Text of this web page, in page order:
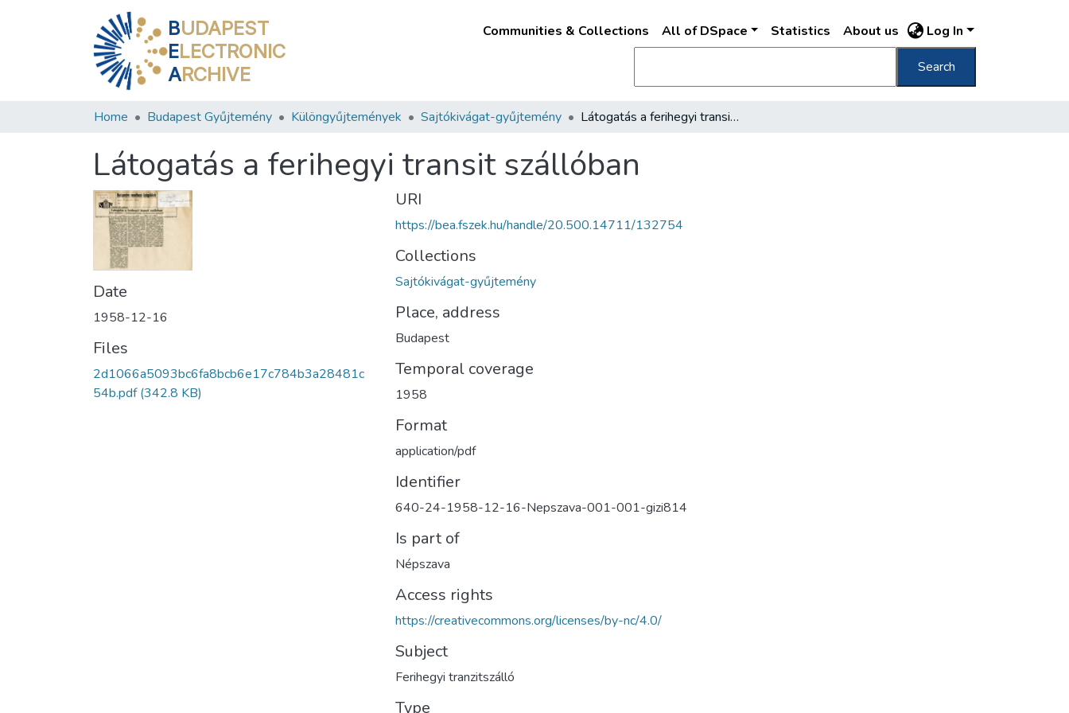
BUDAPEST
ELECTRONIC
ARCHIVE
Communities & Collections All of DSpace Statistics About us Log In
Search
Home Budapest Gyűjtemény Különgyűjtemények Sajtókivágat-gyűjtemény Látogatás a ferihegyi transit szállóban
Látogatás a ferihegyi transit szállóban
Date
1958-12-16
Files
2d1066a5093bc6fa8bcb6e17c784b3a28481c
54b.pdf(342.8 KB)
URI
https://bea.fszek.hu/handle/20.500.14711/132754
Collections
Sajtókivágat-gyűjtemény
Place, address
Budapest
Temporal coverage
1958
Format
application/pdf
Identifier
640-24-1958-12-16-Nepszava-001-001-gizi814
Is part of
Népszava
Access rights
https://creativecommons.org/licenses/by-nc/4.0/
Subject
Ferihegyi tranzitszálló
Type